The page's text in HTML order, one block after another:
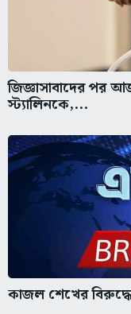
জিজ্ঞাসাবাদের পর
স্ট্যালিনকে,...
কাজল শেখের